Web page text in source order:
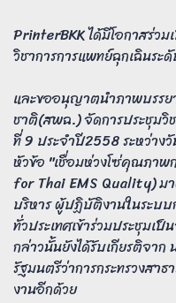
PrinterBKK ได้มีโอกาสร่ว
วิชาการการแพทย์ฉุกเฉินร
และขออนุญาตนำภาพบรร
ชาติ(สพฉ.) จัดการประชุมวิ
ที่ 9 ประจำปี2558 ระหว่า
หัวข้อ "เชื่อมห่วงโซ่คุณภา
for Thai EMS Quality) ม
บริหาร ผู้ปฏิบัติงานในระบบ
ทั่วประเทศเข้าร่วมประชุมเ
กล่าวนั้นยังได้รับเกียรติจา
รัฐมนตรีว่าการกระทรวงสา
งานอีกด้วย